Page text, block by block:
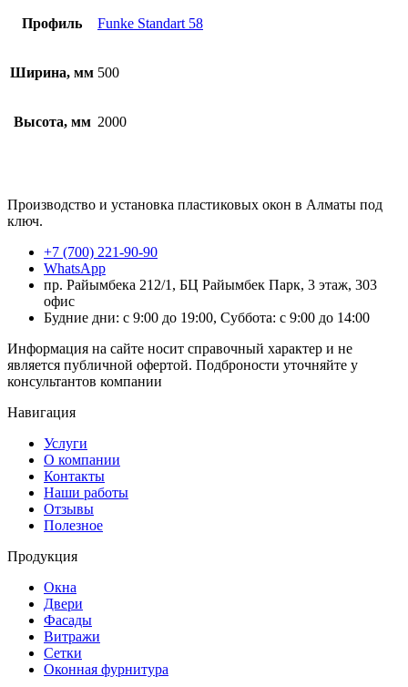
Профиль Funke Standart 58
Ширина, мм 500
Высота, мм 2000
Производство и установка пластиковых окон в Алматы под
ключ.
+7 (700) 221-90-90
WhatsApp
пр. Райымбека 212/1, БЦ Райымбек Парк, 3 этаж, 303
офис
Будние дни: с 9:00 до 19:00, Суббота: с 9:00 до 14:00
Информация на сайте носит справочный характер и не
является публичной офертой. Подброности уточняйте у
консультантов компании
Навигация
Услуги
О компании
Контакты
Наши работы
Отзывы
Полезное
Продукция
Окна
Двери
Фасады
Витражи
Сетки
Оконная фурнитура